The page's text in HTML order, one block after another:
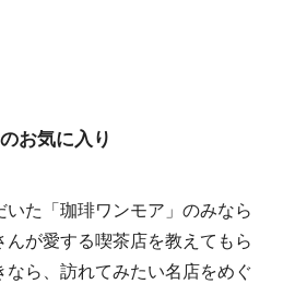
お気に入り
た「珈琲ワンモア」のみなら
が愛する喫茶店を教えてもら
なら、訪れてみたい名店をめぐ